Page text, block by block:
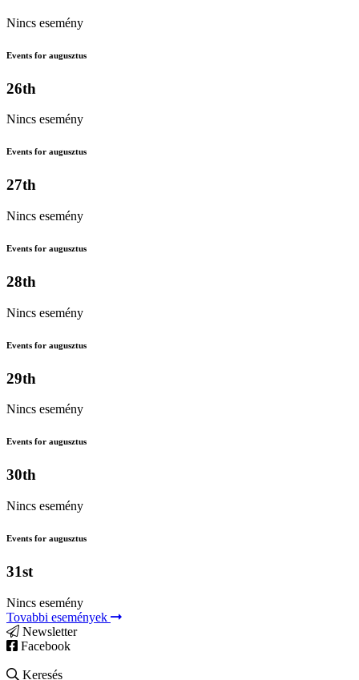
Nincs esemény
Events for augusztus
26th
Nincs esemény
Events for augusztus
27th
Nincs esemény
Events for augusztus
28th
Nincs esemény
Events for augusztus
29th
Nincs esemény
Events for augusztus
30th
Nincs esemény
Events for augusztus
31st
Nincs esemény
Tovabbi események
Newsletter
Facebook
Keresés